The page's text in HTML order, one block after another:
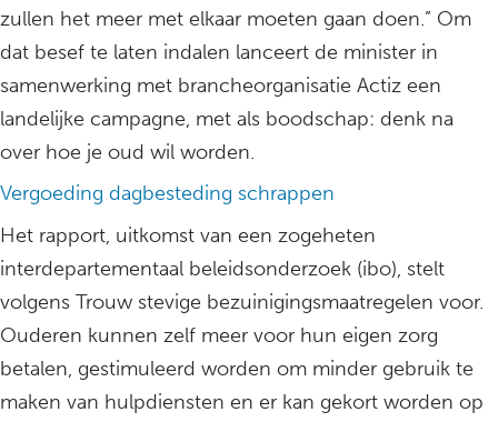
zullen het meer met elkaar moeten gaan doen.” Om
dat besef te laten indalen lanceert de minister in
samenwerking met brancheorganisatie Actiz een
landelijke campagne, met als boodschap: denk na
over hoe je oud wil worden.
Vergoeding dagbesteding schrappen
Het rapport, uitkomst van een zogeheten
interdepartementaal beleidsonderzoek (ibo), stelt
volgens Trouw stevige bezuinigingsmaatregelen voor.
Ouderen kunnen zelf meer voor hun eigen zorg
betalen, gestimuleerd worden om minder gebruik te
maken van hulpdiensten en er kan gekort worden op